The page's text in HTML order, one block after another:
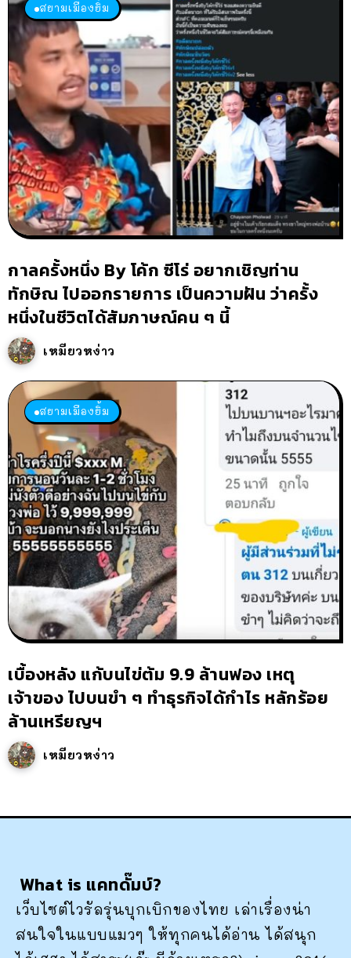
สยามเมืองยิ้ม
กาลครั้งหนึ่ง By โค้ก ซีโร่ อยากเชิญท่าน
ทักษิณ ไปออกรายการ เป็นความฝัน ว่าครั้ง
หนึ่งในชีวิตได้สัมภาษณ์คน ๆ นี้
เหมียวหง่าว
สยามเมืองยิ้ม
เบื้องหลัง แก้บนไข่ต้ม 9.9 ล้านฟอง เหตุ
เจ้าของ ไปบนขำ ๆ ทำธุรกิจได้กำไร หลักร้อย
ล้านเหรียญฯ
เหมียวหง่าว
What is แคทดั๊มบ์?
เว็บไซต์ไวรัลรุ่นบุกเบิกของไทย เล่าเรื่องน่า
สนใจในแบบแมวๆ ให้ทุกคนได้อ่าน ได้สนุก